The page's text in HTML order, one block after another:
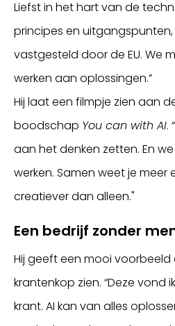
Liefst in het hart van de
principes en uitgangspunten,
vastgesteld door de EU. We
werken aan oplossingen.”
Hij laat een filmpje zien aan
boodschap You can with AI.
aan het denken zetten. En
werken. Samen weet je meer
creatiever dan alleen."
Een bedrijf zonder
Hij geeft een mooi voorbeeld
krantenkop zien. “Deze vond
krant. AI kan van alles